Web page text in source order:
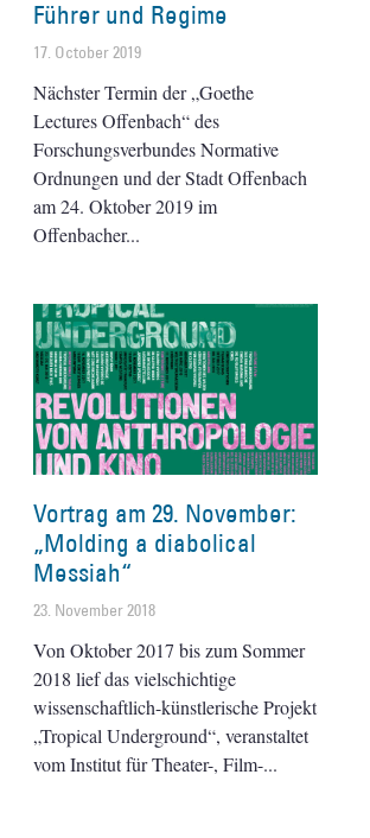
Führer und Regime
17. October 2019
Nächster Termin der „Goethe
Lectures Offenbach“ des
Forschungsverbundes Normative
Ordnungen und der Stadt Offenbach
am 24. Oktober 2019 im
Offenbacher
Vortrag am 29. November:
„Molding a diabolical
Messiah“
23. November 2018
Von Oktober 2017 bis zum Sommer
2018 lief das vielschichtige
wissenschaftlich-künstlerische Projekt
„Tropical Underground“, veranstaltet
vom Institut für Theater-, Film-